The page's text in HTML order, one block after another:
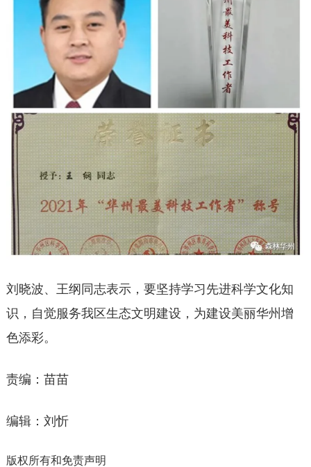
刘晓波、王纲同志表示，要坚持学习先进科学文化知
识，自觉服务我区生态文明建设，为建设美丽华州增
色添彩。
责编：苗苗
编辑：刘忻
版权所有和免责声明